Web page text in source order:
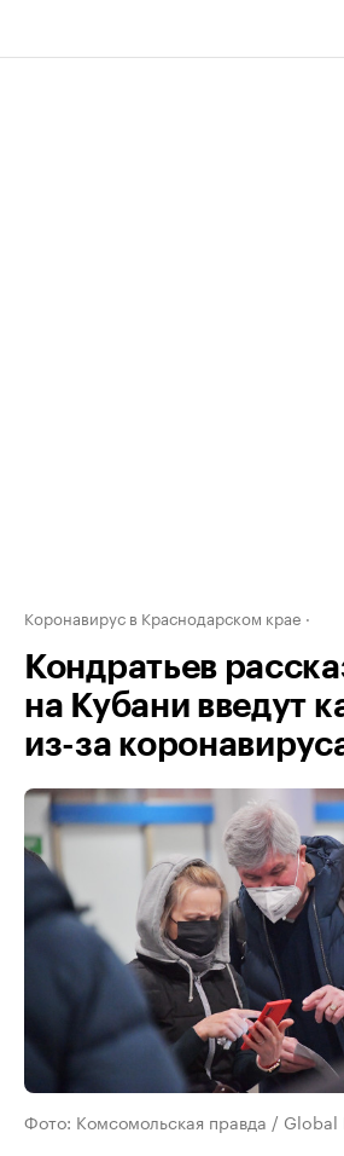
Коронавирус в Краснодарском крае
Кондратьев
на Кубани введут
из-за
Фото: Комсомольская правда / Global